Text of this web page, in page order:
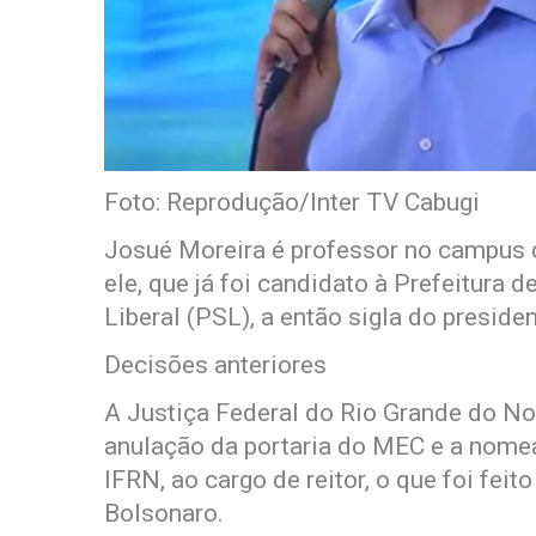
Foto: Reprodução/Inter TV Cabugi
Josué Moreira é professor no campus
ele, que já foi candidato à Prefeitura
Liberal (PSL), a então sigla do
Decisões anteriores
A Justiça Federal do Rio Grande do
anulação da portaria do MEC e a
IFRN, ao cargo de reitor, o que foi
Bolsonaro.